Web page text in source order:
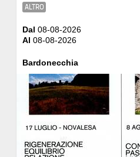
PRESS
ALTRO
Dal 08-08-2026
Al 08-08-2026
Bardonecchia